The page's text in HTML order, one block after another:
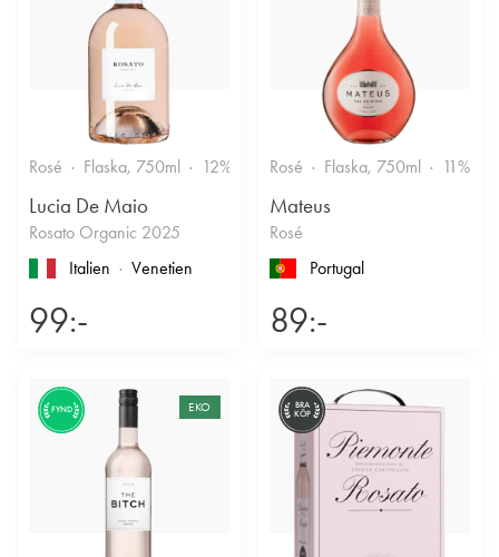
Rosé Flaska, 750ml 12% Fruktigt & Smakrikt
Lucia De Maio
Rosato Organic 2025
Italien
Venetien
99:-
Rosé Flaska, 750ml 11%
Mateus
Rosé
Portugal
89:-
FYND EKO
BRA
KÖP